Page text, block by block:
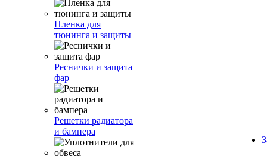
Пленка для
тюнинга и защиты
Реснички и защита
фар
Решетки радиатора
и бампера